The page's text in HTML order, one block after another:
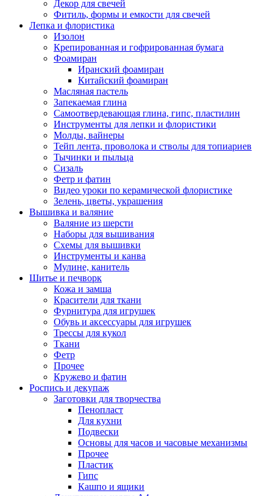
Декор для свечей
Фитиль, формы и емкости для свечей
Лепка и флористика
Изолон
Крепированная и гофрированная бумага
Фоамиран
Иранский фоамиран
Китайский фоамиран
Масляная пастель
Запекаемая глина
Самоотвердевающая глина, гипс, пластилин
Инструменты для лепки и флористики
Молды, вайнеры
Тейп лента, проволока и стволы для топиариев
Тычинки и пыльца
Сизаль
Фетр и фатин
Видео уроки по керамической флористике
Зелень, цветы, украшения
Вышивка и валяние
Валяние из шерсти
Наборы для вышивания
Схемы для вышивки
Инструменты и канва
Мулине, канитель
Шитье и печворк
Кожа и замша
Красители для ткани
Фурнитура для игрушек
Обувь и аксессуары для игрушек
Трессы для кукол
Ткани
Фетр
Прочее
Кружево и фатин
Роспись и декупаж
Заготовки для творчества
Пенопласт
Для кухни
Подвески
Основы для часов и часовые механизмы
Прочее
Пластик
Гипс
Кашпо и ящики